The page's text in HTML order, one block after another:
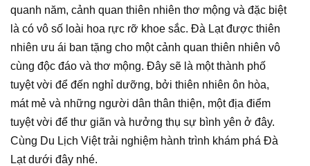
quanh năm, cảnh quan thiên nhiên thơ mộng và đặc biệt
là có vô số loài hoa rực rỡ khoe sắc. Đà Lạt được thiên
nhiên ưu ái ban tặng cho một cảnh quan thiên nhiên vô
cùng độc đáo và thơ mộng. Đây sẽ là một thành phố
tuyệt vời để đến nghỉ dưỡng, bởi thiên nhiên ôn hòa,
mát mẻ và những người dân thân thiện, một địa điểm
tuyệt vời để thư giãn và hưởng thụ sự bình yên ở đây.
Cùng Du Lịch Việt trải nghiệm hành trình khám phá Đà
Lạt dưới đây nhé.